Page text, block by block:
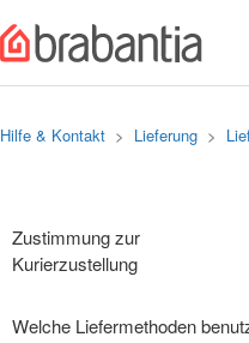
Hilfe & Kontakt Lieferung
Zustimmung zur
Kurierzustellung
Welche Liefermethoden